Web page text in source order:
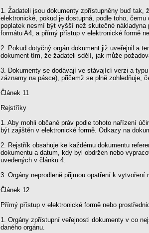
1. Žadateli jsou dokumenty zpřístupněny buď tak,
elektronické, pokud je dostupná, podle toho,
poplatek nesmí být vyšší než skutečné
formátu A4, a přímý přístup v elektronické formě
2. Pokud dotyčný orgán dokument již uveřejnil a
dokument tím, že žadateli sdělí, jak může
3. Dokumenty se dodávají ve stávající verzi a
záznamy na pásce), přičemž se plně zohledňuje,
Článek 11
Rejstříky
1. Aby mohli občané práv podle tohoto nařízení
být zajištěn v elektronické formě. Odkazy na
2. Rejstřík obsahuje ke každému dokumentu
dokumentu a datum, kdy byl obdržen nebo
uvedených v článku 4.
3. Orgány neprodleně přijmou opatření k
Článek 12
Přímý přístup v elektronické formě nebo
1. Orgány zpřístupní veřejnosti dokumenty v co
daného orgánu.